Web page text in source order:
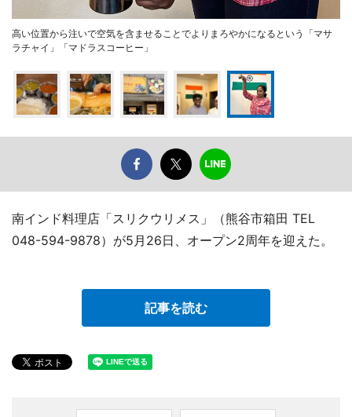
高い位置から注いで空気を含ませることでよりまろやかになるという「マサ
ラチャイ」「マドラスコーヒー」
南インド料理店「スリクウリメス」（熊谷市箱田 TEL
048-594-9878）が5月26日、オープン2周年を迎えた。
記事を読む